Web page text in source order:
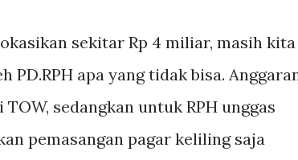
sekitar Rp 4 miliar, masih kita
apa yang tidak bisa.
sedangkan untuk RPH unggas
pemasangan pagar keliling saja